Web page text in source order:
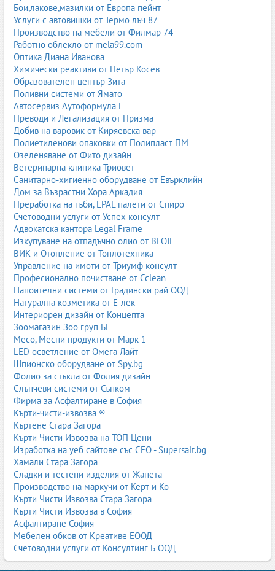
Бои,лакове,мазилки от Европа пейнт
Услуги с автовишки от Термо лъч 87
Производство на мебели от Филмар 74
Работно облекло от mela99.com
Оптика Диана Иванова
Химически реактиви от Петър Косев
Образователен център Зита
Поливни системи от Ямато
Автосервиз Аутоформула Г
Преводи и Легализация от Призма
Добив на варовик от Киряевска вар
Полиетиленови опаковки от Полипласт ПМ
Озеленяване от Фито дизайн
Ветеринарна клиника Триовет
Санитарно-хигиенно оборудване от Евърклийн
Дом за Възрастни Хора Аркадия
Преработка на гъби, EPAL палети от Спиро
Счетоводни услуги от Успех консулт
Адвокатска кантора Legal Frame
Изкупуване на отпадъчно олио от BLOIL
ВИК и Отопление от Топлотехника
Управление на имоти от Триумф консулт
Професионално почистване от Cclean
Напоителни системи от Градински рай ООД
Натурална козметика от Е-лек
Интериорен дизайн от Концепта
Зоомагазин Зоо груп БГ
Месо, Месни продукти от Марк 1
LED осветление от Омега Лайт
Шпионско оборудване от Spy.bg
Фолио за стъкла от Фолия дизайн
Слънчеви системи от Сънком
Фирма за Асфалтиране в София
Кърти-чисти-извозва ®
Къртене Стара Загора
Кърти Чисти Извозва на ТОП Цени
Изработка на уеб сайтове със СЕО - Supersait.bg
Хамали Стара Загора
Сладки и тестени изделия от Жанета
Производство на маркучи от Керт и Ко
Кърти Чисти Извозва Стара Загора
Кърти Чисти Извозва в София
Асфалтиране София
Мебелен обков от Креативе ЕООД
Счетоводни услуги от Консултинг Б ООД